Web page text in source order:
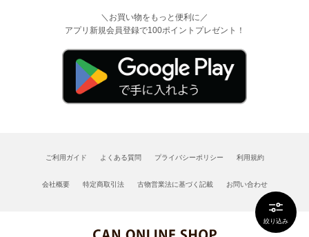
絞り込み
＼お買い物をもっと便利に／
アプリ新規会員登録で100ポイントプレゼント！
ご利用ガイド よくある質問 プライバシーポリシー 利用規約
会社概要 特定商取引法 古物営業法に基づく記載 お問い合わせ